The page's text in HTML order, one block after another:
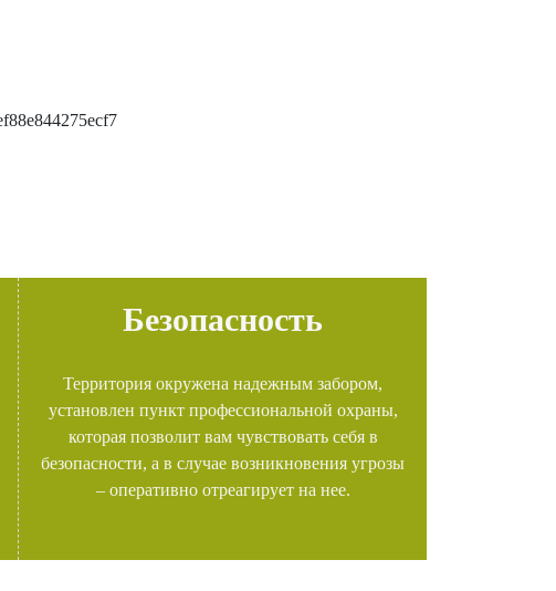
Безопасность
Территория окружена надежным забором,
установлен пункт профессиональной охраны,
которая позволит вам чувствовать себя в
безопасности, а в случае возникновения угрозы
– оперативно отреагирует на нее.